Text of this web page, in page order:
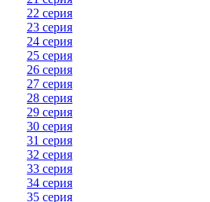
22 серия
23 серия
24 серия
25 серия
26 серия
27 серия
28 серия
29 серия
30 серия
31 серия
32 серия
33 серия
34 серия
35 серия